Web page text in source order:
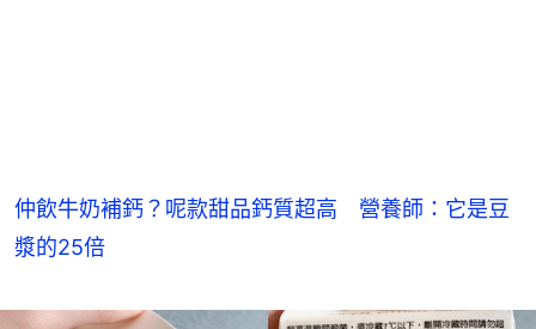
仲飲牛奶補鈣？呢款甜品鈣質超高 營養師：它是豆
漿的25倍